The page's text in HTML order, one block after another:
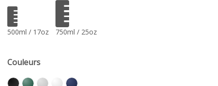
500ml / 17oz 750ml / 25oz
Couleurs